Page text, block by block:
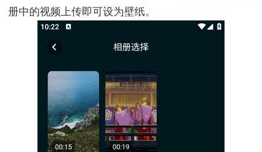
册中的视频上传即可设为壁纸。